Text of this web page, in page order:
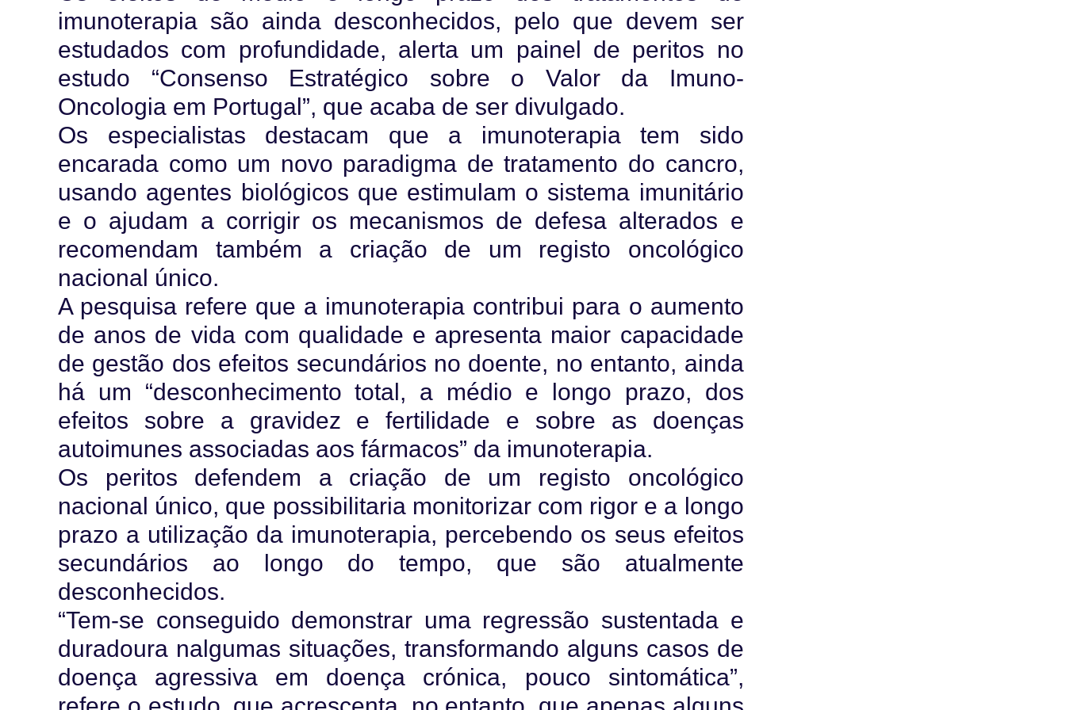
imunoterapia são ainda desconhecidos, pelo que devem ser
estudados com profundidade, alerta um painel de peritos no
estudo “Consenso Estratégico sobre o Valor da Imuno-
Oncologia em Portugal”, que acaba de ser divulgado.
Os especialistas destacam que a imunoterapia tem sido
encarada como um novo paradigma de tratamento do cancro,
usando agentes biológicos que estimulam o sistema imunitário
e o ajudam a corrigir os mecanismos de defesa alterados e
recomendam também a criação de um registo oncológico
nacional único.
A pesquisa refere que a imunoterapia contribui para o aumento
de anos de vida com qualidade e apresenta maior capacidade
de gestão dos efeitos secundários no doente, no entanto, ainda
há um “desconhecimento total, a médio e longo prazo, dos
efeitos sobre a gravidez e fertilidade e sobre as doenças
autoimunes associadas aos fármacos” da imunoterapia.
Os peritos defendem a criação de um registo oncológico
nacional único, que possibilitaria monitorizar com rigor e a longo
prazo a utilização da imunoterapia, percebendo os seus efeitos
secundários ao longo do tempo, que são atualmente
desconhecidos.
“Tem-se conseguido demonstrar uma regressão sustentada e
duradoura nalgumas situações, transformando alguns casos de
doença agressiva em doença crónica, pouco sintomática”,